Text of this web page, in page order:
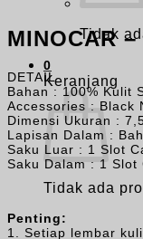
Tidak
0
Keranjang
Tidak ada
MINOCAR
DETAIL
Bahan : 100% Kulit
Accessories : Black
Dimensi Ukuran :
Lapisan Dalam :
Saku Luar : 1 Slot
Saku Dalam : 1 Slot
Penting:
1. Setiap lembar